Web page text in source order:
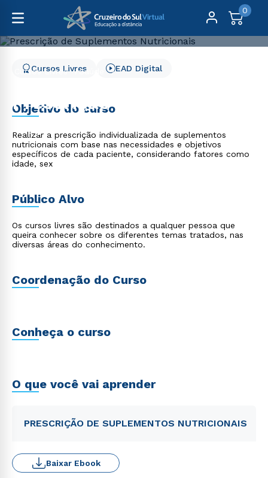
0
Cursos Livres
Saúde
Prescrição de
Suplementos Nutricionais
Cursos Livres EAD Digital
Objetivo do curso
Realizar a prescrição individualizada de suplementos
nutricionais com base nas necessidades e objetivos
específicos de cada paciente, considerando fatores como
idade, sex
Público Alvo
Os cursos livres são destinados a qualquer pessoa que
queira conhecer sobre os diferentes temas tratados, nas
diversas áreas do conhecimento.
Coordenação do Curso
Conheça o curso
O que você vai aprender
PRESCRIÇÃO DE SUPLEMENTOS NUTRICIONAIS
Baixar Ebook